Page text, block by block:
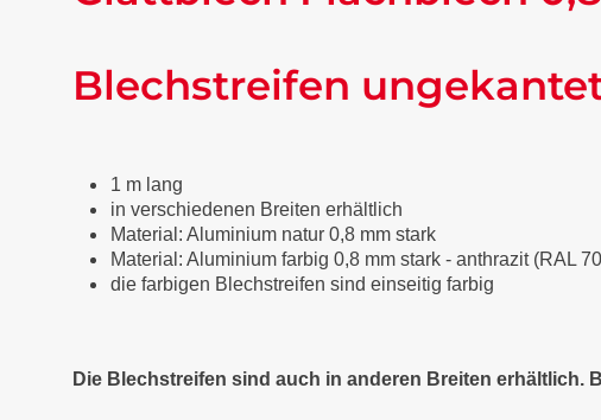
Blechstreifen
1 m lang
in verschiedenen Breiten erhältlich
Material: Aluminium natur 0,8 mm stark
Material: Aluminium farbig 0,8 mm stark - anthrazit (RAL
die farbigen Blechstreifen sind einseitig farbig
Die Blechstreifen sind auch in anderen Breiten erhältlich.